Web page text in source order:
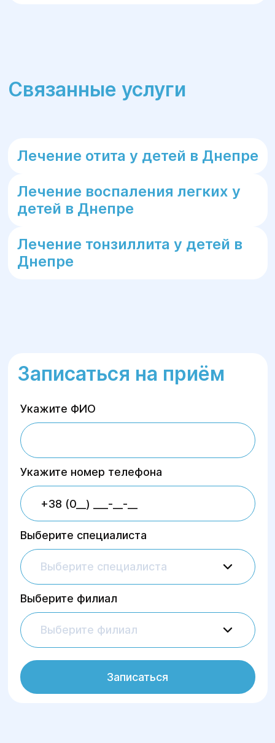
Связанные услуги
Лечение отита у детей в Днепре
Лечение воспаления легких у
детей в Днепре
Лечение тонзиллита у детей в
Днепре
Записаться на приём
Укажите ФИО
Укажите номер телефона
Выберите специалиста
Выберите специалиста
Выберите филиал
Выберите филиал
Записаться